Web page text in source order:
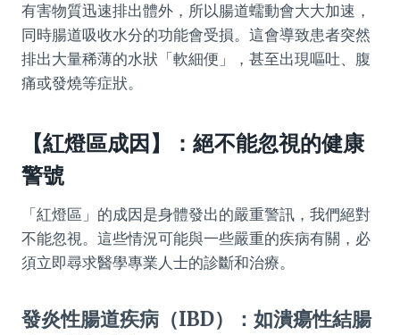
有害物質迅速排出體外，所以腸道蠕動會大大加速，
同時腸道吸收水分的功能會受損。這會導致患者突然
排出大量稀薄的水狀「軟細便」，甚至出現嘔吐、腹
痛或發燒等症狀。
【紅燈區成因】：絕不能忽視的健康
警號
「紅燈區」的成因是身體發出的嚴重警訊，我們絕對
不能忽視。這些情況可能與一些嚴重的疾病有關，必
須立即尋求醫學專業人士的診斷和治療。
發炎性腸道疾病（IBD）：如潰瘍性結腸